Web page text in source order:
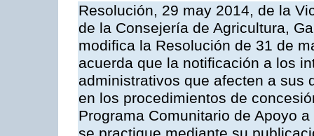
Resolución, 29 may 2014, de la
de la Consejería de Agricultura,
modifica la Resolución de 31 de
acuerda que la notificación a los
administrativos que afecten a sus
en los procedimientos de
Programa Comunitario de Apoyo